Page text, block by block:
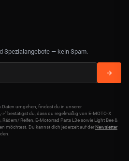
Spezialangebote — kein Spam.
umgehen, findest du in unserer
>" bestätigst du, dass du regelmäßig von E-MOTO-X
Reifen, E-Motorrad Parts L3e sowie Light Bee &
möchtest. Du kannst dich jederzeit auf der Newsletter